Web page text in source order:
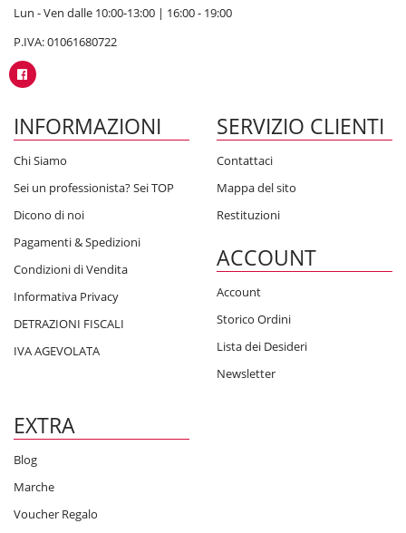
Lun - Ven dalle 10:00-13:00 | 16:00 - 19:00
P.IVA: 01061680722
INFORMAZIONI
Chi Siamo
Sei un professionista? Sei TOP
Dicono di noi
Pagamenti & Spedizioni
Condizioni di Vendita
Informativa Privacy
DETRAZIONI FISCALI
IVA AGEVOLATA
SERVIZIO CLIENTI
Contattaci
Mappa del sito
Restituzioni
ACCOUNT
Account
Storico Ordini
Lista dei Desideri
Newsletter
EXTRA
Blog
Marche
Voucher Regalo